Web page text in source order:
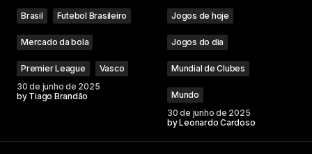
Brasil Futebol Brasileiro
Mercado da bola
Premier League
Vasco
30 de junho de 2025
by Tiago Brandão
Jogos de hoje
Jogos do dia
Mundial de Clubes
Mundo
30 de junho de 2025
byLeonardo Cardoso